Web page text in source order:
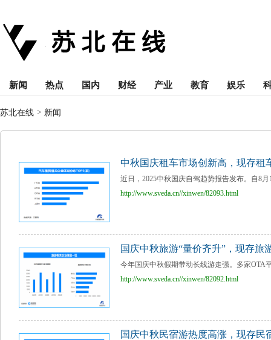
新闻 热点 国内 财经 产业 教育 娱乐
苏北在线 > 新闻
中秋国庆租车市场创新高，现存租
近日，2025中秋国庆自驾趋势报告发布。自8
http://www.sveda.cn//xinwen/82093.html
国庆中秋旅游“量价齐升”，现存旅
今年国庆中秋假期带动长线游走强。多家OTA
http://www.sveda.cn//xinwen/82092.html
国庆中秋民宿游热度高涨，现存民